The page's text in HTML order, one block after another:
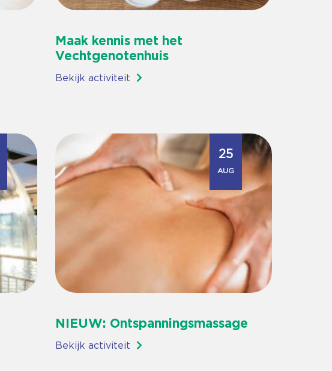
Maak kennis met het
Vechtgenotenhuis
Bekijk activiteit
25
AUG
NIEUW: Ontspanningsmassage
Bekijk activiteit